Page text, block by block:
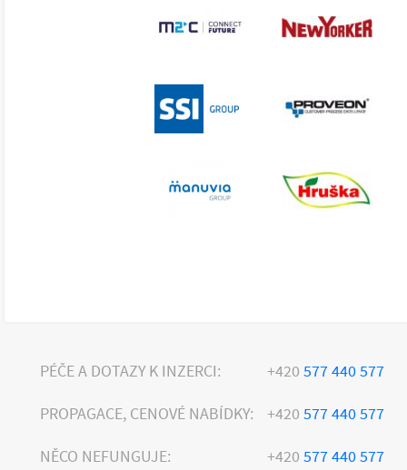
PÉČE A DOTAZY K INZERCI: +420 577 440 577
PROPAGACE, CENOVÉ NABÍDKY: +420 577 440 577
NĚCO NEFUNGUJE: +420 577 440 577